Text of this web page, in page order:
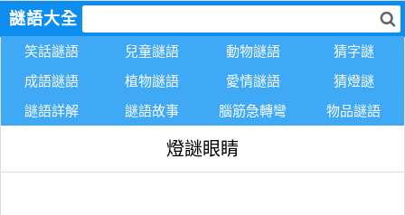
謎語大全
笑話謎語 兒童謎語 動物謎語
猜字謎
成語謎語
植物謎語 愛情謎語
猜燈謎
謎語詳解
謎語故事 腦筋急轉彎 物品謎語
燈謎眼睛